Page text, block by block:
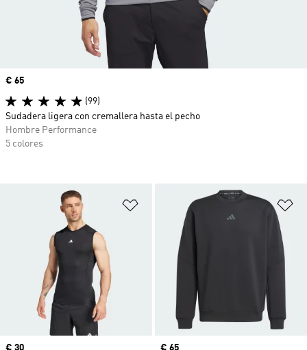
Añadir a la lista de deseos
Precio
€ 30
Precio
€ 65
Precio
€ 65
(99)
Sudadera ligera con cremallera hasta el pecho
Hombre Performance
5 colores